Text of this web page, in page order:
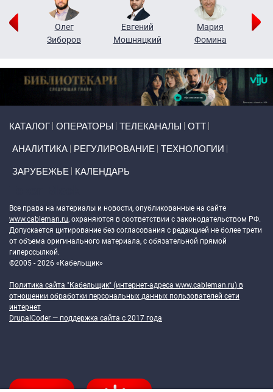
Олег
Зиборов
Евгений
Мошняцкий
Мария
Фомина
КАТАЛОГ ОПЕРАТОРЫ ТЕЛЕКАНАЛЫ ОТТ
АНАЛИТИКА РЕГУЛИРОВАНИЕ ТЕХНОЛОГИИ
ЗАРУБЕЖЬЕ КАЛЕНДАРЬ
Все права на материалы и новости, опубликованные на сайте
www.cableman.ru, охраняются в соответствии с законодательством РФ.
Допускается цитирование без согласования с редакцией не более трети
от объема оригинального материала, с обязательной прямой
гиперссылкой.
©2005 - 2026 «Кабельщик»
Политика сайта "Кабельщик" (интернет-адреса www.cableman.ru) в
отношении обработки персональных данных пользователей сети
интернет
DrupalCoder — поддержка сайта c 2017 года